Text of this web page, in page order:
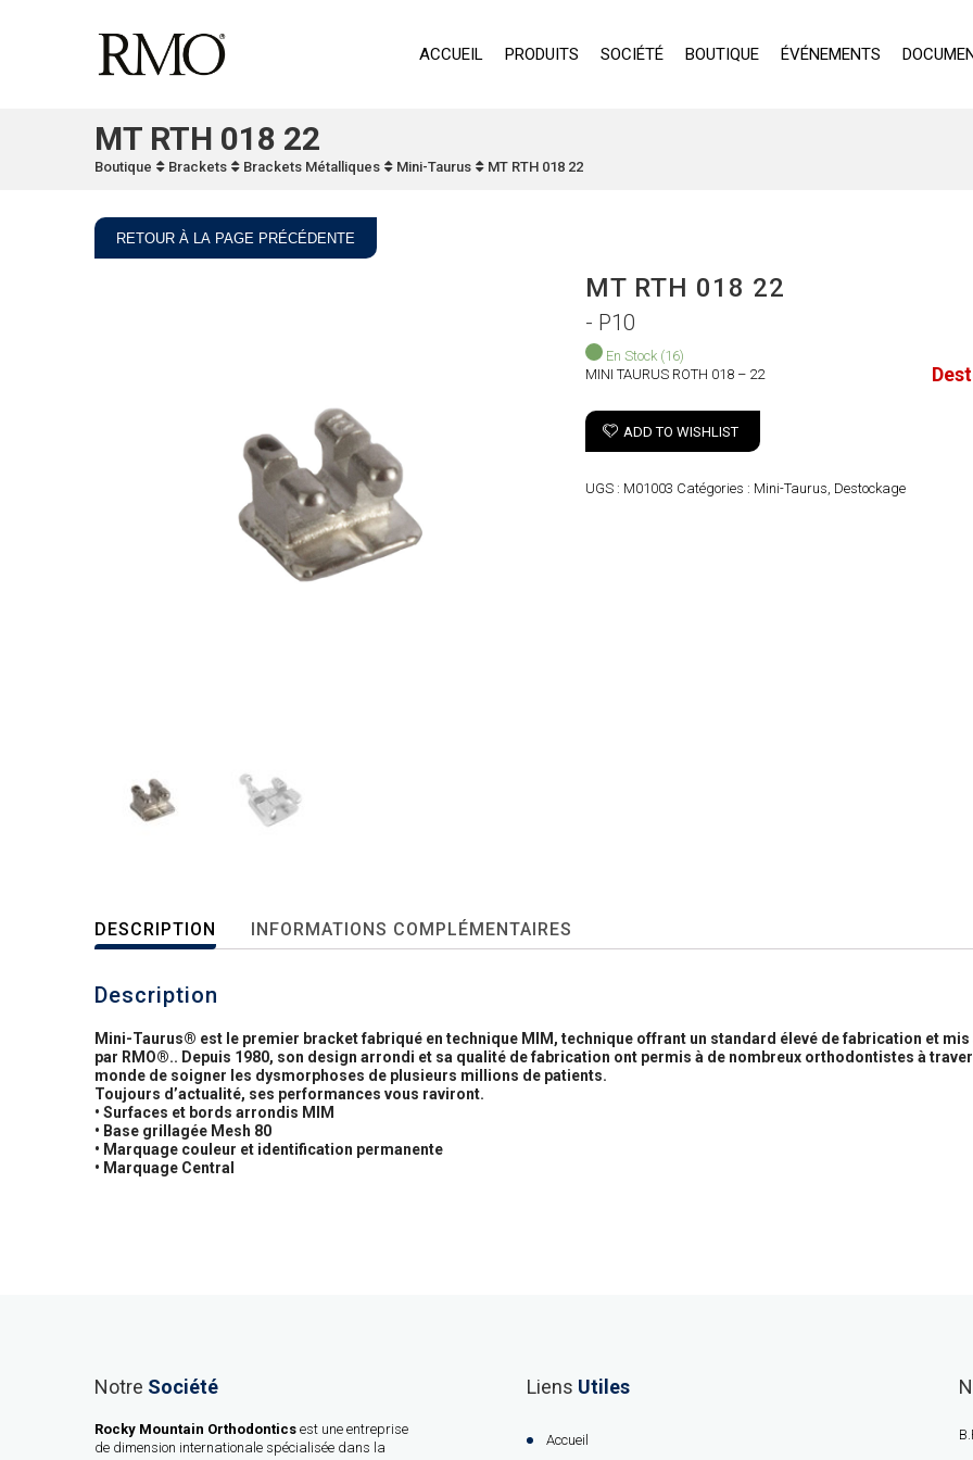
ACCUEIL PRODUITS SOCIÉTÉ BOUTIQUE ÉVÉNEMENTS
MT RTH 018 22
Boutique Brackets Brackets Métalliques Mini-Taurus MT RTH 018 22
RETOUR À LA PAGE PRÉCÉDENTE
MT RTH 018 22
- P10
En Stock (16)
MINI TAURUS ROTH 018 – 22
ADD TO WISHLIST
UGS : M01003 Catégories : Mini-Taurus, Destockage
DESCRIPTION INFORMATIONS COMPLÉMENTAIRES
Description
Mini-Taurus® est le premier bracket fabriqué en technique MIM, technique offrant un standard élevé de fabrication et mis
par RMO®.. Depuis 1980, son design arrondi et sa qualité de fabrication ont permis à de nombreux orthodontistes à
monde de soigner les dysmorphoses de plusieurs millions de patients.
Toujours d’actualité, ses performances vous raviront.
• Surfaces et bords arrondis MIM
• Base grillagée Mesh 80
• Marquage couleur et identification permanente
• Marquage Central
Notre Société
Rocky Mountain Orthodontics est une entreprise
de dimension internationale spécialisée dans la
Liens Utiles
Accueil